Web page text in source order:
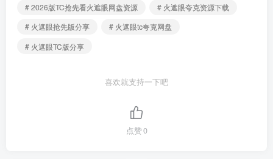
# 2026版TC抢先看火遮眼网盘资源
# 火遮眼夸克资源下载
# 火遮眼抢先版分享
# 火遮眼tc夸克网盘
# 火遮眼TC版分享
喜欢就支持一下吧
点赞0